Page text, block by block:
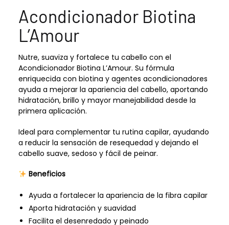
Acondicionador Biotina
L’Amour
Nutre, suaviza y fortalece tu cabello con el
Acondicionador Biotina L’Amour. Su fórmula
enriquecida con biotina y agentes acondicionadores
ayuda a mejorar la apariencia del cabello, aportando
hidratación, brillo y mayor manejabilidad desde la
primera aplicación.
Ideal para complementar tu rutina capilar, ayudando
a reducir la sensación de resequedad y dejando el
cabello suave, sedoso y fácil de peinar.
Beneficios
Ayuda a fortalecer la apariencia de la fibra capilar
Aporta hidratación y suavidad
Facilita el desenredado y peinado